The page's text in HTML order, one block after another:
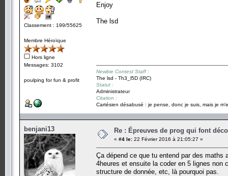
Classement : 199/55625
Membre Héroïque
Hors ligne
Messages: 3102
poulping for fun & profit
Enjoy
The lsd
Newbie Contest Staff :
The lsd - Th3_l5D (IRC)
Statut :
Administrateur
Citation :
Cartésien désabusé : je pense, donc je suis, mais je
benjani13 Re : Épreuves de prog qui font
« #4 le: 22 Février 2016 à 21:05:27 »
Ça dépend ce que tu entend par des maths
4heures et ensuite la coder en 5 lignes non
structure de donnée, etc, là pourquoi pas.